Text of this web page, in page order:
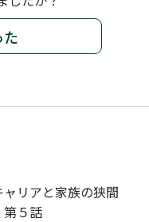
ャリアと家族の狭間
第５話